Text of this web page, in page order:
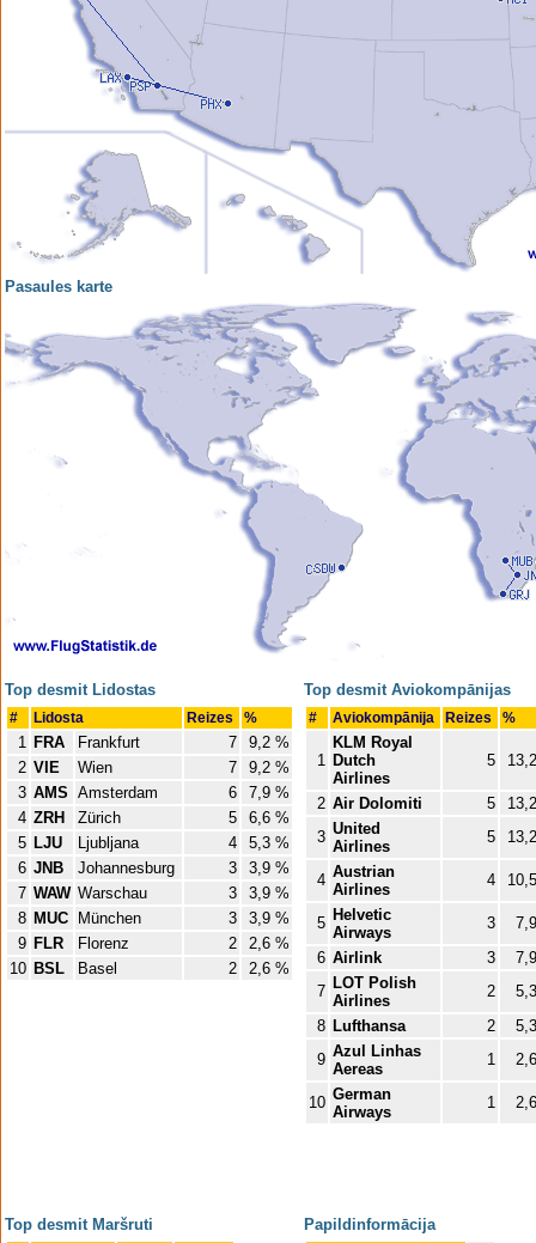
Pasaules karte
Top desmit Lidostas
# Lidosta Reizes %
1 FRA Frankfurt 7
9,2 %
2 VIE Wien 7
9,2 %
3 AMS Amsterdam 6
7,9 %
4 ZRH Zürich 5
6,6 %
5 LJU Ljubljana 4
5,3 %
6 JNB Johannesburg 3
3,9 %
7 WAW Warschau 3
3,9 %
8 MUC München 3
3,9 %
9 FLR Florenz 2
2,6 %
10 BSL Basel 2 2,6 %
Top desmit Aviokompānijas
# Aviokompānija Reizes %
1
KLM Royal
Dutch
Airlines
5
2 Air Dolomiti 5
3 United
Airlines
5
4 Austrian
Airlines
4
5 Helvetic
Airways
3
6 Airlink 3
7 LOT Polish
Airlines
2
8 Lufthansa 2
9 Azul Linhas
Aereas
1
10 German
Airways
1
Top desmit Maršruti Papildinformācija